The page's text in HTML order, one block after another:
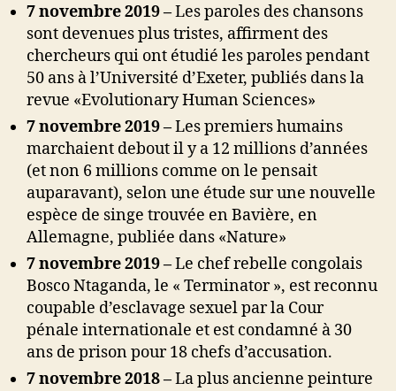
7 novembre 2019 –Les paroles des chansons
sont devenues plus tristes, affirment des
chercheurs qui ont étudié les paroles pendant
50 ans à l’Université d’Exeter, publiés dans la
revue «Evolutionary Human Sciences»
7 novembre 2019 –Les premiers humains
marchaient debout il y a 12 millions d’années
(et non 6 millions comme on le pensait
auparavant), selon une étude sur une nouvelle
espèce de singe trouvée en Bavière, en
Allemagne, publiée dans «Nature»
7 novembre 2019 –Le chef rebelle congolais
Bosco Ntaganda, le « Terminator », est reconnu
coupable d’esclavage sexuel par la Cour
pénale internationale et est condamné à 30
ans de prison pour 18 chefs d’accusation.
7 novembre 2018 –La plus ancienne peinture